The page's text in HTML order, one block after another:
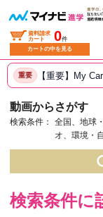
資料請求
カート
0件
カートの中を見る
重要 【重要】My
動画からさがす
検索条件：
全国、地球
オ、環境・
検索条件に